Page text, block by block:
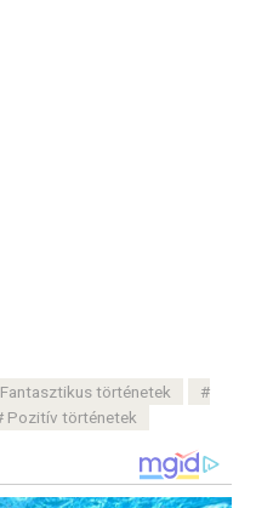
Fantasztikus történetek
Pozitív történetek